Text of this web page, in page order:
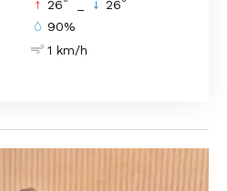
26 26
90%
1 km/h